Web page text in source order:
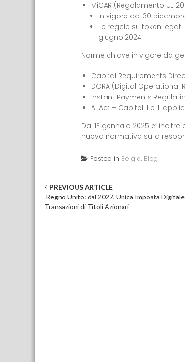
MiCAR (Regolamento UE
In vigore dal 30
Le regole su token
giugno 2024.
Norme chiave in vigore da
Capital Requirements
DORA (Digital Operational
Instant Payments
AI Act – Capitoli I e II:
Dal 1° gennaio 2025 e’
nuova normativa sulla
Posted in Belgio, Blog
Post navigation
PREVIOUS ARTICLE
Regno Unito: dal 2027, Unica Imposta
Transazioni di Titoli Azionari